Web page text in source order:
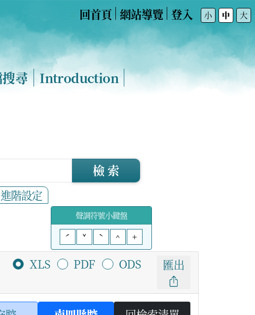
回首頁 網站導覽 登入 小 中 大
尋 Introduction
進階設定
檢 索
聲調符號小鍵盤
ˊ
ˇ ˋ ^ +
XLS PDF ODS 匯出